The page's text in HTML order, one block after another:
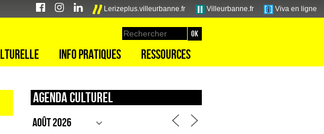
Lerizeplus.villeurbanne.fr Villeurbanne.fr Viva en ligne
Info pratiques Ressources
Agenda culturel